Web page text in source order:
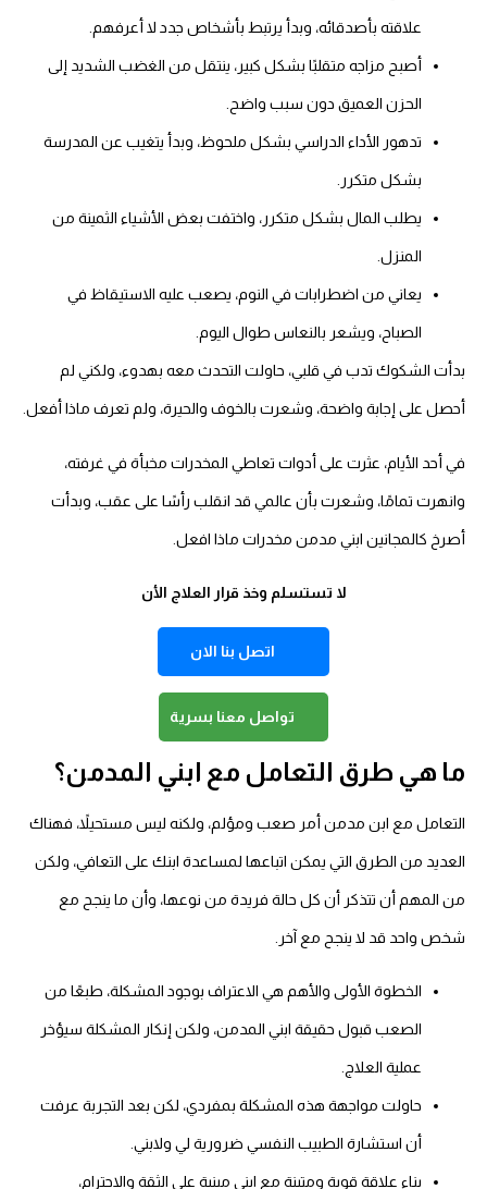
علاقته بأصدقائه، وبدأ يرتبط بأشخاص جدد لا أعرفهم.
أصبح مزاجه متقلبًا بشكل كبير، ينتقل من الغضب الشديد إلى
الحزن العميق دون سبب واضح.
تدهور الأداء الدراسي بشكل ملحوظ، وبدأ يتغيب عن المدرسة
بشكل متكرر.
يطلب المال بشكل متكرر، واختفت بعض الأشياء الثمينة من
المنزل.
يعاني من اضطرابات في النوم، يصعب عليه الاستيقاظ في
الصباح، ويشعر بالنعاس طوال اليوم.
بدأت الشكوك تدب في قلبي، حاولت التحدث معه بهدوء، ولكني لم
أحصل على إجابة واضحة، وشعرت بالخوف والحيرة، ولم تعرف ماذا أفعل.
في أحد الأيام، عثرت على أدوات تعاطي المخدرات مخبأة في غرفته،
وانهرت تمامًا، وشعرت بأن عالمي قد انقلب رأسًا على عقب، وبدأت
أصرخ كالمجانين ابني مدمن مخدرات ماذا افعل.
لا تستسلم وخذ قرار العلاج الأن
اتصل بنا الان
تواصل معنا بسرية
ما هي طرق التعامل مع ابني المدمن؟
التعامل مع ابن مدمن أمر صعب ومؤلم، ولكنه ليس مستحيلاً، فهناك
العديد من الطرق التي يمكن اتباعها لمساعدة ابنك على التعافي، ولكن
من المهم أن تتذكر أن كل حالة فريدة من نوعها، وأن ما ينجح مع
شخص واحد قد لا ينجح مع آخر.
الخطوة الأولى والأهم هي الاعتراف بوجود المشكلة، طبعًا من
الصعب قبول حقيقة ابني المدمن، ولكن إنكار المشكلة سيؤخر
عملية العلاج.
حاولت مواجهة هذه المشكلة بمفردي، لكن بعد التجربة عرفت
أن استشارة الطبيب النفسي ضرورية لي ولابني.
بناء علاقة قوية ومتينة مع ابني مبنية على الثقة والاحترام،